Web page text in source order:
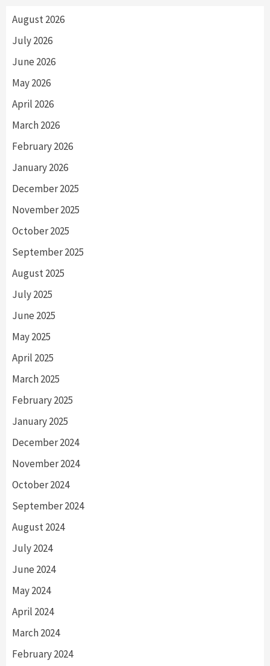
August 2026
July 2026
June 2026
May 2026
April 2026
March 2026
February 2026
January 2026
December 2025
November 2025
October 2025
September 2025
August 2025
July 2025
June 2025
May 2025
April 2025
March 2025
February 2025
January 2025
December 2024
November 2024
October 2024
September 2024
August 2024
July 2024
June 2024
May 2024
April 2024
March 2024
February 2024